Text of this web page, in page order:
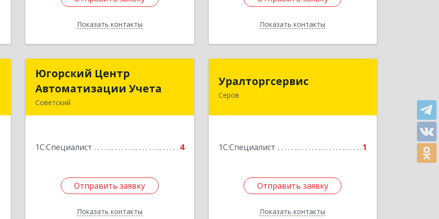
Показать контакты
Назад Показать контакты
Назад
Югорский Центр
Автоматизации Учета
Советский
1С:Специалист 4
Отправить заявку
Показать контакты
Югорский Центр
Автоматизации Учета
ул, дом № 18, оф.9
Отправить заявку
Уралторгсервис
Серов
1С:Специалист 1
Отправить заявку
Показать контакты
624980, Свердловская обл, Серов г,
Отправить заявку
Назад